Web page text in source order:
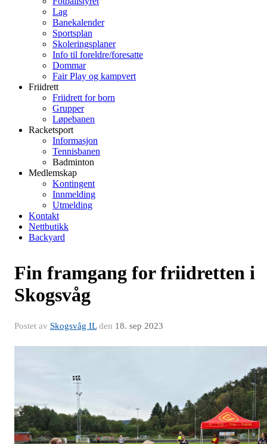
Lag
Banekalender
Sportsplan
Skoleringsplaner
Info til foreldre/foresatte
Dommar
Fair Play og kampvert
Friidrett
Friidrett for born
Grupper
Løpebanen
Racketsport
Informasjon
Tennisbanen
Badminton
Medlemskap
Kontingent
Innmelding
Utmelding
Kontakt
Nettbutikk
Backyard
Fin framgang for friidretten i
Skogsvåg
Postet av Skogsvåg ILden 18. sep 2023